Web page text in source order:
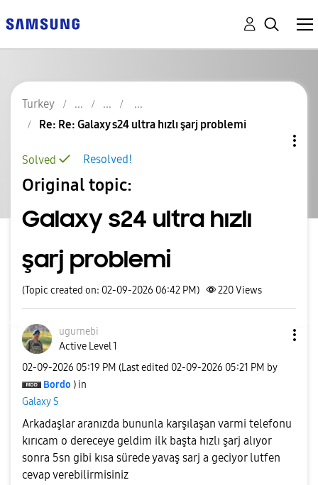
Turkey
Re: Re: Galaxy s24 ultra hızlı şarj problemi
Resolved!
Solved
Original topic:
Galaxy s24 ultra hızlı
şarj problemi
(Topic created on: 02-09-2026 06:42 PM) 220Views
ugurnebi
Active Level 1
‎02-09-2026 05:19 PM (Last edited ‎02-09-2026 05:21 PM by
Bordo ) in
Galaxy S
Arkadaşlar aranızda bununla karşılaşan varmi telefonu
kırıcam o dereceye geldim ilk başta hızlı şarj alıyor
sonra 5sn gibi kısa sürede yavaş sarj a geciyor lutfen
cevap verebilirmisiniz